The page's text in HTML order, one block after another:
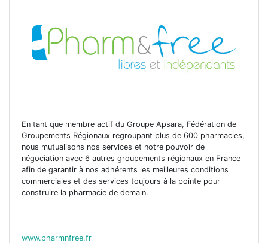
En tant que membre actif du Groupe Apsara, Fédération de
Groupements Régionaux regroupant plus de 600 pharmacies,
nous mutualisons nos services et notre pouvoir de
négociation avec 6 autres groupements régionaux en France
afin de garantir à nos adhérents les meilleures conditions
commerciales et des services toujours à la pointe pour
construire la pharmacie de demain.
www.pharmnfree.fr